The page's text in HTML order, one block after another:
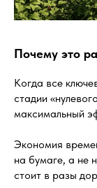
Почему это
Когда все
стадии
максимальный
Экономия
на бумаге, а не
стоит в разы